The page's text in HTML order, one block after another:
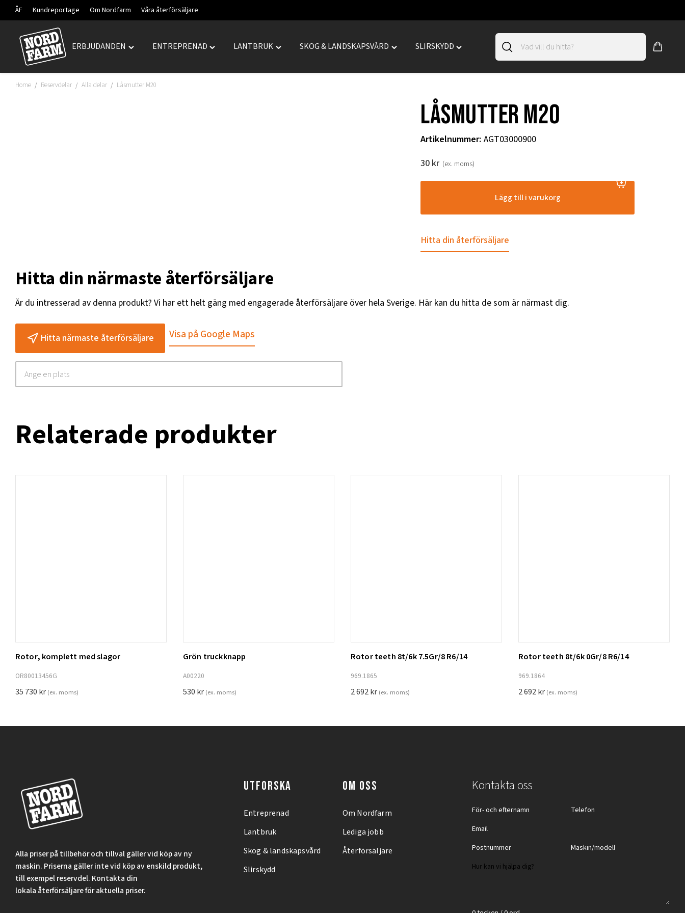
ÅF Kundreportage Om Nordfarm Våra återförsäljare
Hoppa
innehåll
ERBJUDANDEN
Toggle
menu
ENTREPRENAD
Toggle
LANTBRUK
Toggle
SKOG & LANDSKAPSVÅRD
Toggle
LANDSKAPSVÅRD"
SLIRSKYDD
Toggle
Home / Reservdelar / Alla delar / Låsmutter M20
Låsmutter M20
Artikelnummer: AGT03000900
30 kr (ex. moms)
Lägg till i varukorg
Hitta din återförsäljare
Hitta din närmaste återförsäljare
Är du intresserad av denna produkt? Vi har ett helt gäng med engagerade återförsäljare över hela Sverige. Här kan du hitta de som är närmast dig.
Hitta närmaste återförsäljare Visa på Google Maps
Relaterade produkter
Lägg till i varukorg
Rotor, komplett med slagor
OR80013456G
35 730 kr (ex. moms)
Lägg till i varukorg
Grön truckknapp
A00220
530 kr (ex. moms)
Lägg till i varukorg
Rotor teeth 8t/6k 7.5Gr/8 R6/14
969.1865
2 692kr (ex. moms)
Rotor teeth 8t/6k 0Gr/8 R6/14
969.1864
2 692kr (ex. moms)
Alla priser på tillbehör och tillval gäller vid köp av ny
maskin. Priserna gäller inte vid köp av enskild produkt,
till exempel reservdel. Kontakta din
lokala återförsäljare för aktuella priser.
UTFORSKA
Entreprenad
Lantbruk
Skog & landskapsvård
Slirskydd
OM OSS
Om Nordfarm
Lediga jobb
Återförsäljare
Kontakta oss